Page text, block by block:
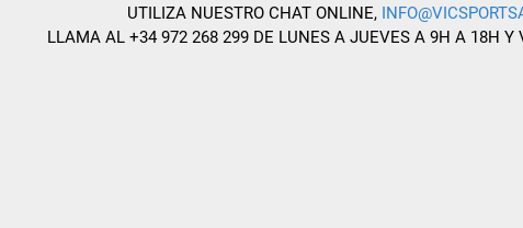
UTILIZA NUESTRO CHAT ONLINE,
LLAMA AL +34 972 268 299 DE LUNES A JUEVES A 9H A 18H Y